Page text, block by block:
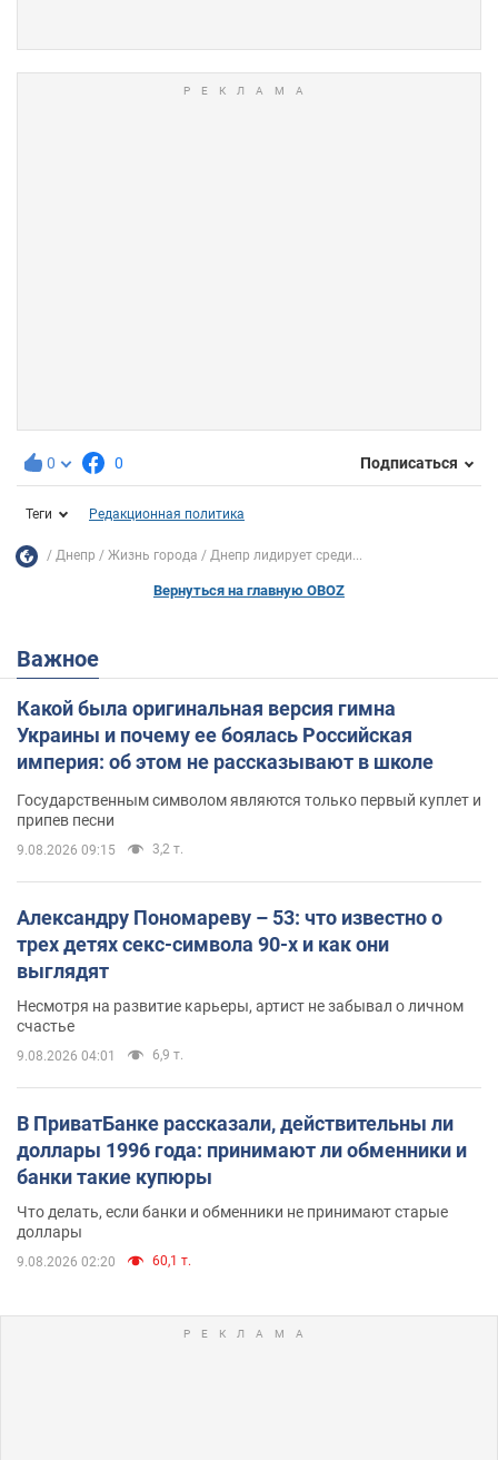
0 0 Подписаться
Теги Редакционная политика
Днепр Жизнь города Днепр лидирует среди...
Вернуться на главную OBOZ
Важное
Какой была оригинальная версия гимна
Украины и почему ее боялась Российская
империя: об этом не рассказывают в школе
Государственным символом являются только первый куплет и
припев песни
9.08.2026 09:15 3,2 т.
Александру Пономареву – 53: что известно о
трех детях секс-символа 90-х и как они
выглядят
Несмотря на развитие карьеры, артист не забывал о личном
счастье
9.08.2026 04:01 6,9 т.
В ПриватБанке рассказали, действительны ли
доллары 1996 года: принимают ли обменники и
банки такие купюры
Что делать, если банки и обменники не принимают старые
доллары
9.08.2026 02:20 60,1 т.